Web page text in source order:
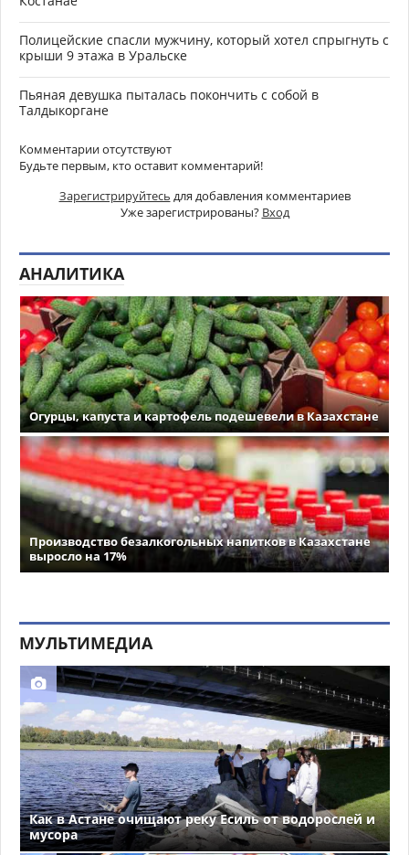
Полицейские спасли мужчину, который хотел спрыгнуть с
крыши 9 этажа в Уральске
Пьяная девушка пыталась покончить с собой в
Талдыкоргане
Комментарии отсутствуют
Будьте первым, кто оставит комментарий!
Зарегистрируйтесь для добавления комментариев
Уже зарегистрированы? Вход
АНАЛИТИКА
Огурцы, капуста и картофель подешевели в Казахстане
Производство безалкогольных напитков в Казахстане
выросло на 17%
МУЛЬТИМЕДИА
Как в Астане очищают реку Есиль от водорослей и
мусора